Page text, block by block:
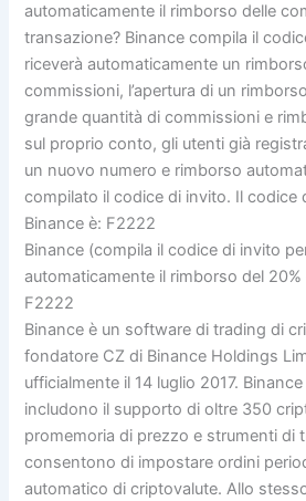
automaticamente il rimborso delle
transazione? Binance compila il
riceverà automaticamente un
commissioni, l’apertura di un
grande quantità di commissioni e
sul proprio conto, gli utenti già
un nuovo numero e rimborso
compilato il codice di invito. Il codice
Binance è: F2222
Binance (compila il codice di invito
automaticamente il rimborso del
F2222
Binance è un software di trading di
fondatore CZ di Binance Holdings
ufficialmente il 14 luglio 2017.
includono il supporto di oltre 350
promemoria di prezzo e strumenti di
consentono di impostare ordini
automatico di criptovalute. Allo